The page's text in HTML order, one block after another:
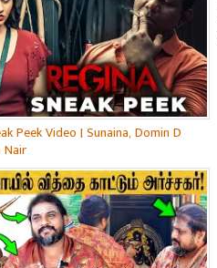
Peek Video | Sunaina, Domin D
Nair